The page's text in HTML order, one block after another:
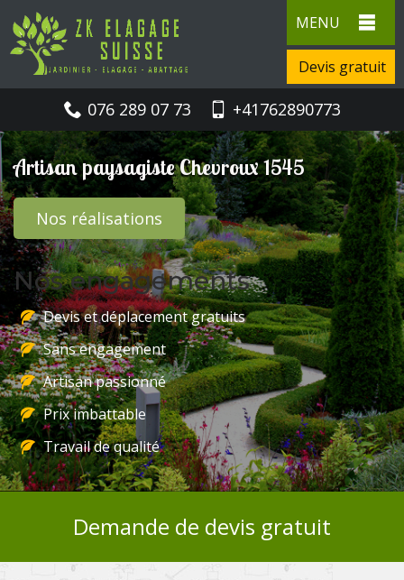
MENU
Devis gratuit
076 289 07 73 +41762890773
Artisan paysagiste Chevroux 1545
Nos réalisations
Nos engagements
Devis et déplacement gratuits
Sans engagement
Artisan passionné
Prix imbattable
Travail de qualité
Demande de devis gratuit